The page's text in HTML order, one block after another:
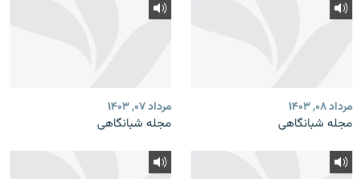
مرداد ۰۸, ۱۴۰۳
مجله شبانگاهی
مرداد ۰۷, ۱۴۰۳
مجله شبانگاهی